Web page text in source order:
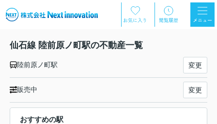
仙石線 陸前原ノ町駅の不動産一覧
陸前原ノ町駅 変更
販売中 変更
おすすめの駅